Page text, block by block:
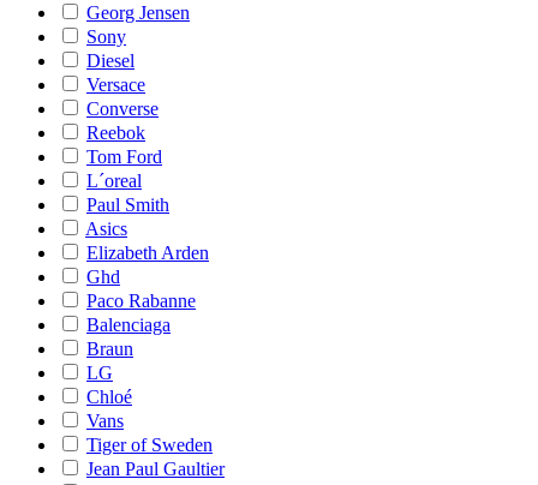
Georg Jensen
Sony
Diesel
Versace
Converse
Reebok
Tom Ford
L´oreal
Paul Smith
Asics
Elizabeth Arden
Ghd
Paco Rabanne
Balenciaga
Braun
LG
Chloé
Vans
Tiger of Sweden
Jean Paul Gaultier